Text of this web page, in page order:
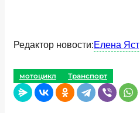
Редактор новости:Елена
мотоцикл Транспорт